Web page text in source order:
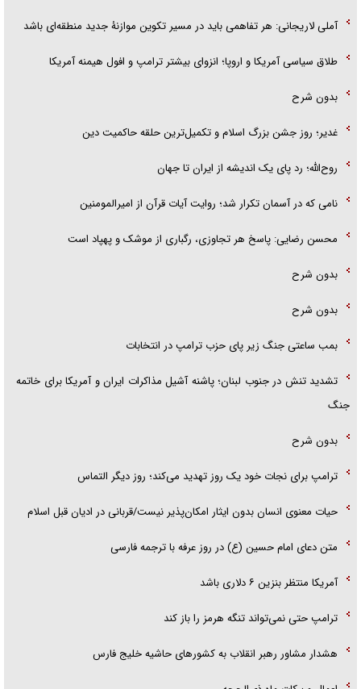
آملی لاریجانی: هر تفاهمی باید در مسیر تکوین موازنۀ جدید منطقه‌ای باشد
طلاق سیاسی آمریکا و اروپا؛ انزوای بیشتر ترامپ و افول هیمنه آمریکا
بدون شرح
غدیر؛ روز جشن بزرگ اسلام و تکمیل‌ترین حلقه حاکمیت دین
روح‌الله؛ رد پای یک اندیشه از ایران تا جهان
نامی که در آسمان تکرار شد؛ روایت آیات قرآن از امیرالمومنین
محسن رضایی: پاسخ هر تجاوزی، رگباری از موشک و پهپاد است
بدون شرح
بدون شرح
بمب ساعتی جنگ زیر پای حزب ترام‍پ در انتخابات
تشدید تنش در جنوب لبنان؛ پاشنه آشیل مذاکرات ایران و آمریکا برای خاتمه
جنگ
بدون شرح
ترامپ برای نجات خود یک روز تهدید می‌کند؛ روز دیگر التماس
حیات معنوی انسان بدون ایثار امکان‌پذیر نیست/قربانی در ادیان قبل اسلام
متن دعای امام حسین (ع) در روز عرفه با ترجمه فارسی
آمریکا منتظر بنزین ۶ دلاری باشد
ترامپ حتی نمی‌تواند تنگه هرمز را باز کند
هشدار مشاور رهبر انقلاب به کشور‌های حاشیه خلیج فارس